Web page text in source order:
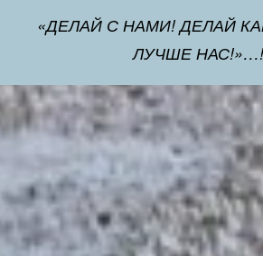
«ДЕЛАЙ С НАМИ! ДЕЛАЙ
ЛУЧШЕ